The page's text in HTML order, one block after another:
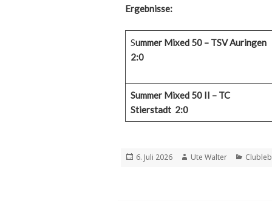
Ergebnisse:
Summer Mixed 50 – TSV Auringen
2:0
Summer Mixed 50 II – TC
Stierstadt 2:0
Veröffentlicht
6. Juli 2026 Autor
Ute Walter